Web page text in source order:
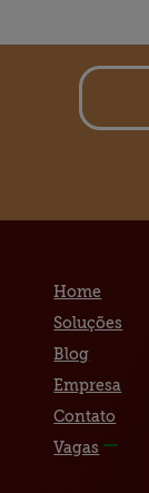
Home
Soluções
Blog
Empresa
Contato
Vagas